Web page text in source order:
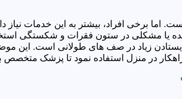
اما برخی افراد، بیشتر به این خدمات
یا مشکلی در ستون فقرات و شکستگی
زیاد در صف های طولانی است. این
در منزل استفاده نمود تا پزشک متخصص